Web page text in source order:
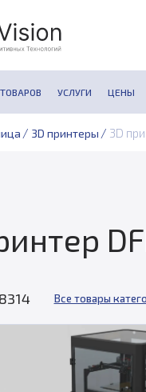
УСЛУГИ ЦЕНЫ
/ 3D принтеры / 3D
Все товары